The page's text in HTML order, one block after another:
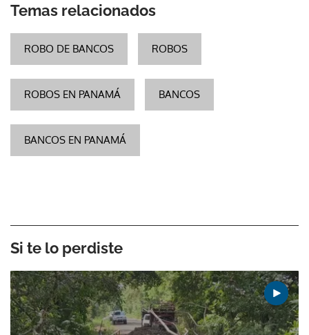
Temas relacionados
ROBO DE BANCOS ROBOS
ROBOS EN PANAMÁ BANCOS
BANCOS EN PANAMÁ
Si te lo perdiste